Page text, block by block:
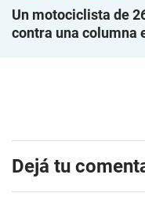
Un motociclista de
contra una columna
Dejá tu